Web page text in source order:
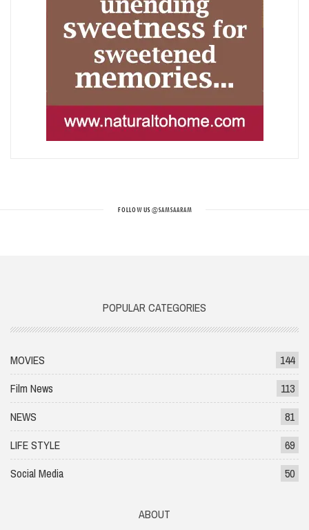
FOLLOW US@SAMSAARAM
POPULAR CATEGORIES
MOVIES
144
Film News
113
NEWS
81
LIFE STYLE
69
Social Media
50
ABOUT